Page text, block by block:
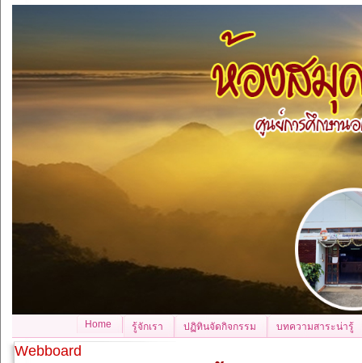
Home รู้จักเรา ปฏิทินจัดกิจกรรม บทความสาระน่ารู้
Webboard